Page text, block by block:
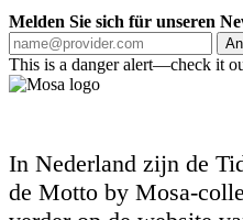
Melden Sie sich für unseren
This is a danger alert—check it
In Nederland zijn de
de Motto by Mosa-